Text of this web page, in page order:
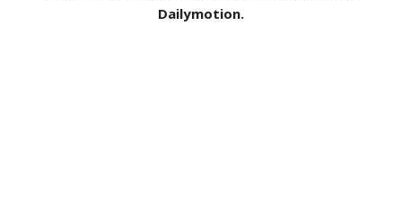
Dailymotion.